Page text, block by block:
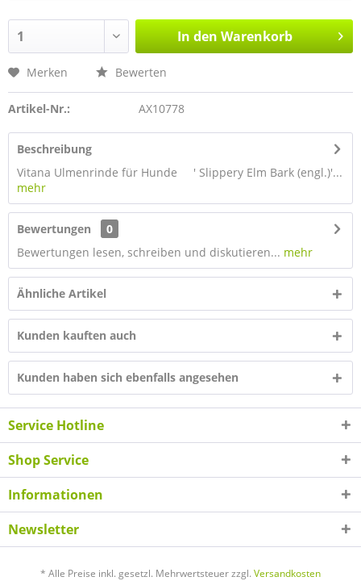
In den Warenkorb
Merken Bewerten
Artikel-Nr.: AX10778
Beschreibung
Vitana Ulmenrinde für Hunde ' Slippery Elm Bark (engl.)'...
mehr
Bewertungen
0
Bewertungen lesen, schreiben und diskutieren... mehr
Ähnliche Artikel
Kunden kauften auch
Kunden haben sich ebenfalls angesehen
Service Hotline
Shop Service
Informationen
Newsletter
* Alle Preise inkl. gesetzl. Mehrwertsteuer zzgl. Versandkosten